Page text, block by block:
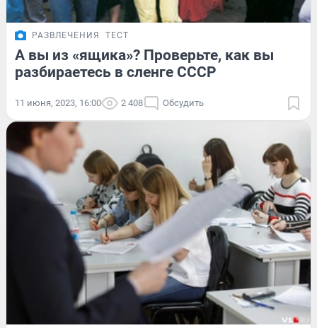
РАЗВЛЕЧЕНИЯ ТЕСТ
А вы из «ящика»? Проверьте, как вы
разбираетесь в сленге СССР
11 июня, 2023, 16:00 2 408 Обсудить